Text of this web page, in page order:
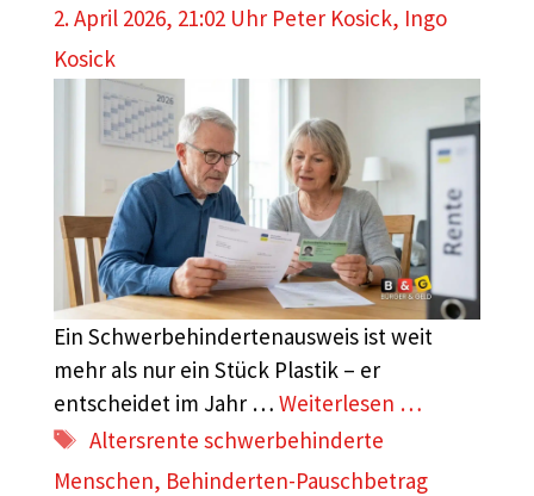
2. April 2026, 21:02 Uhr Peter Kosick, Ingo
Kosick
Ein Schwerbehindertenausweis ist weit
mehr als nur ein Stück Plastik – er
entscheidet im Jahr … Weiterlesen …
Schlagwörter
Altersrente schwerbehinderte
Menschen, Behinderten-Pauschbetrag